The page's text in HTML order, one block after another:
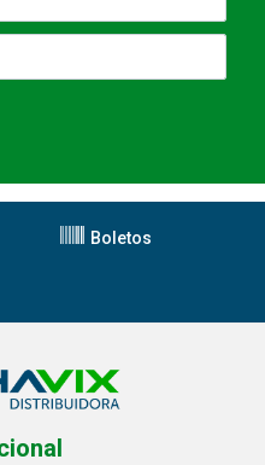
Boletos